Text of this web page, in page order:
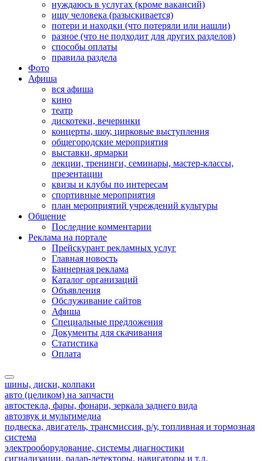
нуждаюсь в услугах (кроме вакансий)
ищу человека (разыскивается)
потери и находки (что потеряли или нашли)
разное (что не подходит для других разделов)
способы оплаты
правила раздела
Фото
Афиша
вся афиша
кино
театр
дискотеки, вечеринки
концерты, шоу, цирковые выступления
общегородские мероприятия
выставки, ярмарки
лекции, тренинги, семинары, мастер-классы,
презентации
квизы и клубы по интересам
спортивные мероприятия
план мероприятий учреждений культуры
Общение
Последние комментарии
Реклама на портале
Прейскурант рекламных услуг
Главная новость
Баннерная реклама
Каталог организаций
Объявления
Обслуживание сайтов
Афиша
Специальные предложения
Документы для скачивания
Статистика
Оплата
шины, диски, колпаки
авто (целиком) на запчасти
автостекла, фары, фонари, зеркала заднего вида
автозвук и мультимедиа
подвеска, двигатель, трансмиссия, р/у, топливная и тормозная
система
электрооборудование, системы диагностики
сигнализации, радар-детекторы, навигаторы и т.д.